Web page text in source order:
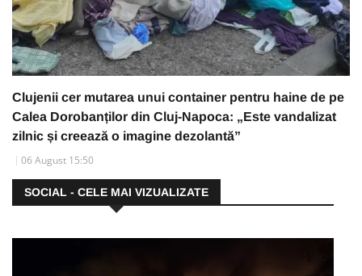
Clujenii cer mutarea unui container pentru haine de pe
Calea Dorobanților din Cluj-Napoca: „Este vandalizat
zilnic și creează o imagine dezolantă”
06 August 15:50
SOCIAL - CELE MAI VIZUALIZATE